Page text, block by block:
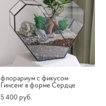
флорариум с фикусом
Гинсенг в форме Сердце
5 400 pуб.